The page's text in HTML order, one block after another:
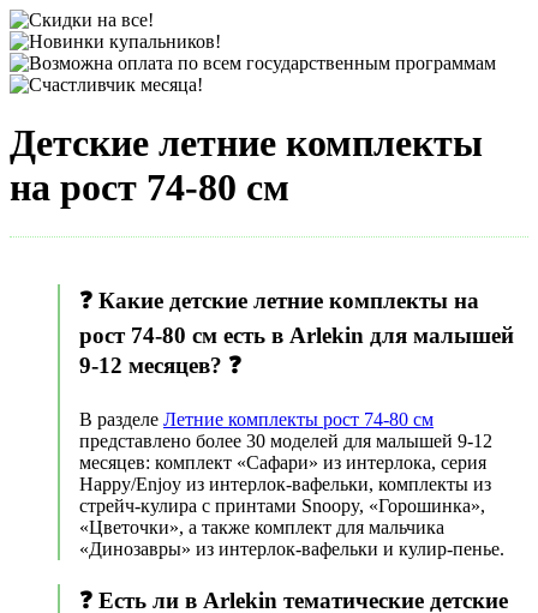
Детские летние комплекты
на рост 74-80 см
❓ Какие детские летние комплекты на
рост 74-80 см есть в Arlekin для малышей
9-12 месяцев? ❓
В разделе Летние комплекты рост 74-80 см
представлено более 30 моделей для малышей 9-12
месяцев: комплект «Сафари» из интерлока, серия
Happy/Enjoy из интерлок-вафельки, комплекты из
стрейч-кулира с принтами Snoopy, «Горошинка»,
«Цветочки», а также комплект для мальчика
«Динозавры» из интерлок-вафельки и кулир-пенье.
❓ Есть ли в Arlekin тематические детские